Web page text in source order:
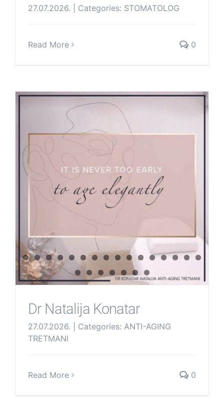
27.07.2026. Categories: STOMATOLOG
Read More 0
Dr Natalija Konatar
27.07.2026. Categories: ANTI-AGING
TRETMANI
Read More 0